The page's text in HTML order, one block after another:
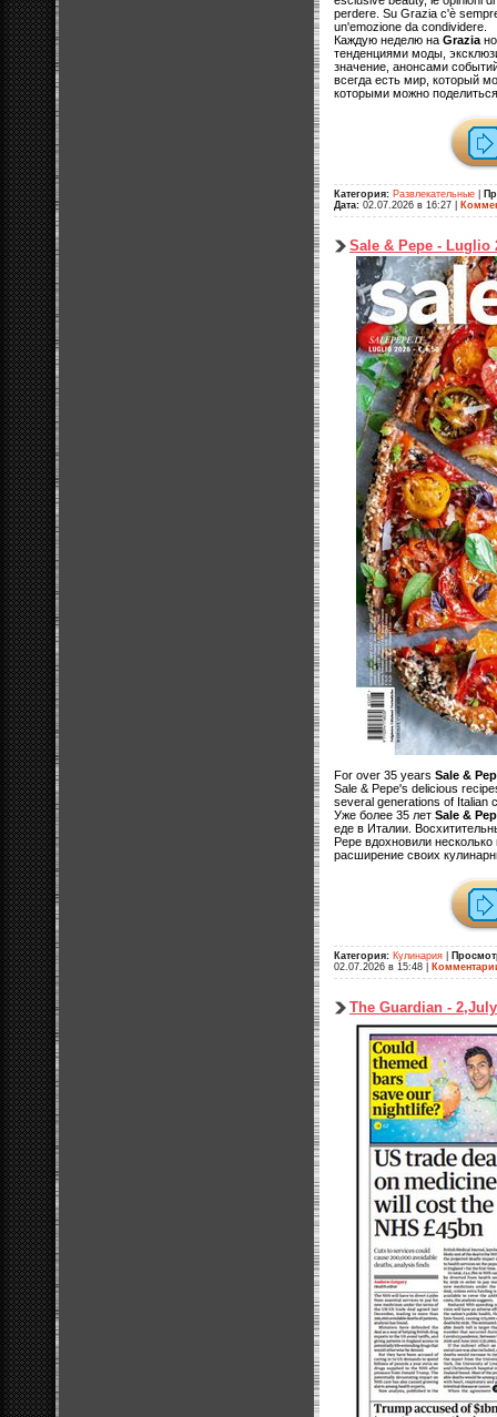
perdere. Su Grazia c'è
un'emozione da condividere.
Каждую неделю на Grazia
тенденциями моды,
значение, анонсами
всегда есть мир, который
которыми можно
Категория: Развлекательные
Дата: 02.07.2026 в 16:27
Sale & Pepe - Luglio
For over 35 years Sale &
Sale & Pepe's delicious
several generations of Italian
Уже более 35 лет Sale &
еде в Италии.
Pepe вдохновили
расширение своих
Категория: Кулинария
02.07.2026 в 15:48
The Guardian -